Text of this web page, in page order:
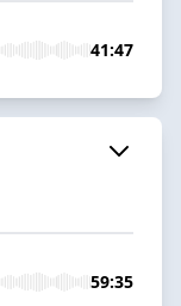
41:47
59:35